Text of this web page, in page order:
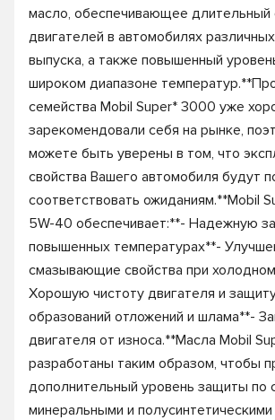
масло, обеспечивающее
двигателей в автомобилях
выпуска, а также повышенный
широком диапазоне
семейства Mobil Super* 3000 уже
зарекомендовали себя на рынке,
можете быть уверены в том, что
свойства Вашего автомобиля будут
соответствовать ожиданиям.**Mobil
5W-40 обеспечивает:**- Надежную
повышенных температурах**-
смазывающие свойства при
Хорошую чистоту двигателя и
образований отложений и шлама**-
двигателя от износа.**Масла Mobil
разработаны таким образом, чтобы
дополнительный уровень защиты по
минеральными и